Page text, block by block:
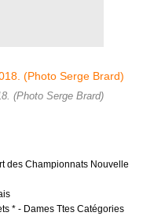
(Photo Serge Brard)
des Championnats Nouvelle
* - Dames Ttes Catégories